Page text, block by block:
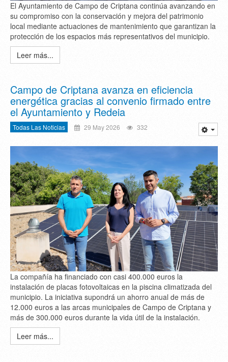
El Ayuntamiento de Campo de Criptana continúa avanzando en
su compromiso con la conservación y mejora del patrimonio
local mediante actuaciones de mantenimiento que garantizan la
protección de los espacios más representativos del municipio.
Leer más...
Campo de Criptana avanza en eficiencia
energética gracias al convenio firmado entre
el Ayuntamiento y Redeia
Todas Las Noticias 29 May 2026 332
La compañía ha financiado con casi 400.000 euros la
instalación de placas fotovoltaicas en la piscina climatizada del
municipio. La iniciativa supondrá un ahorro anual de más de
12.000 euros a las arcas municipales de Campo de Criptana y
más de 300.000 euros durante la vida útil de la instalación.
Leer más...